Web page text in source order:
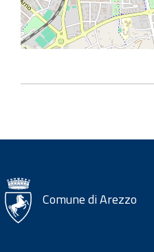
i
n
i
s
Comune di Arezzo